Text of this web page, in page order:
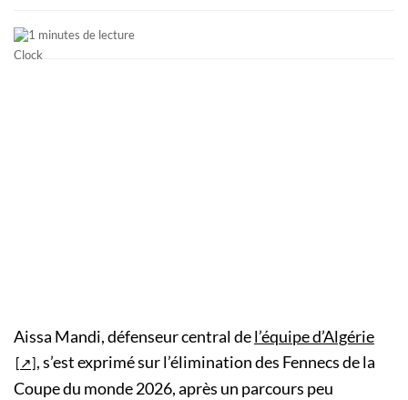
1 minutes de lecture
Aissa Mandi, défenseur central del’équipe d’Algérie
, s’est exprimé sur l’élimination des Fennecs de la
Coupe du monde 2026, après un parcours peu